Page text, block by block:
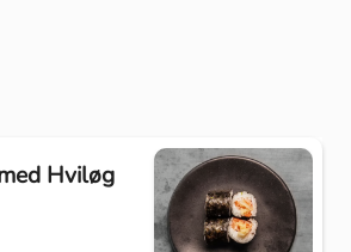
Hviløg